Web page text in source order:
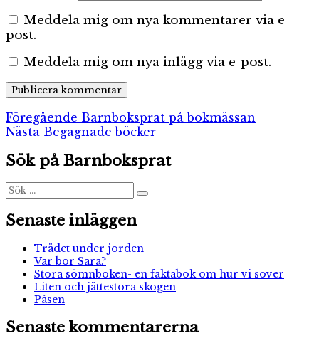
Meddela mig om nya kommentarer via e-
post.
Meddela mig om nya inlägg via e-post.
Inläggsnavigering
Föregående Föregående
inlägg:
Barnboksprat på bokmässan
Nästa Nästa
Begagnade böcker
Sök på Barnboksprat
Sök
efter:
Sök
Senaste inläggen
Trädet under jorden
Var bor Sara?
Stora sömnboken- en faktabok om hur vi sover
Liten och jättestora skogen
Påsen
Senaste kommentarerna